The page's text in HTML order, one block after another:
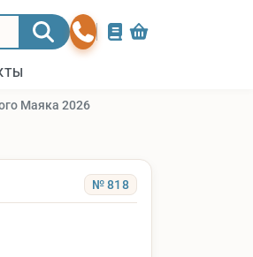
Маяка 2026
№ 818